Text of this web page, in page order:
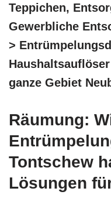
Teppichen,
Gewerbliche
>
ganze Gebiet
Räumung:
Tontschew
Lösungen